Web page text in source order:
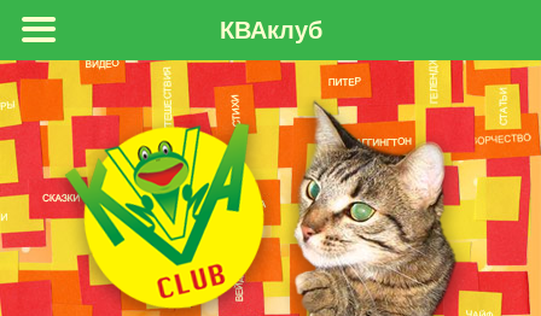
КВАклуб